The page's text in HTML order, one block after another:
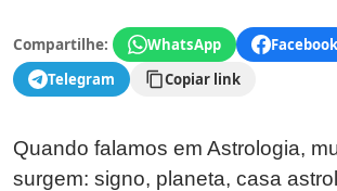
Compartilhe: WhatsApp Facebook
Telegram
Copiar link
Quando falamos em Astrologia,
surgem: signo, planeta, casa